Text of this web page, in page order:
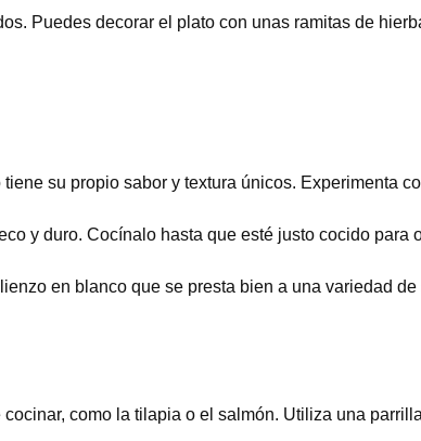
Puedes decorar el plato con unas ramitas de
su propio sabor y textura únicos. Experimenta
y duro. Cocínalo hasta que esté justo cocido para
en blanco que se presta bien a una variedad
como la tilapia o el salmón. Utiliza una